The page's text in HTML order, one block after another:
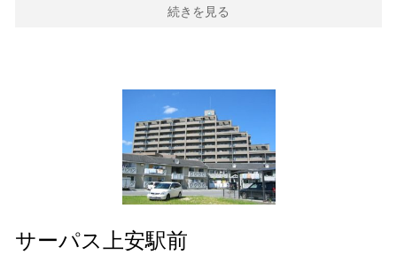
続きを見る
サーパス上安駅前